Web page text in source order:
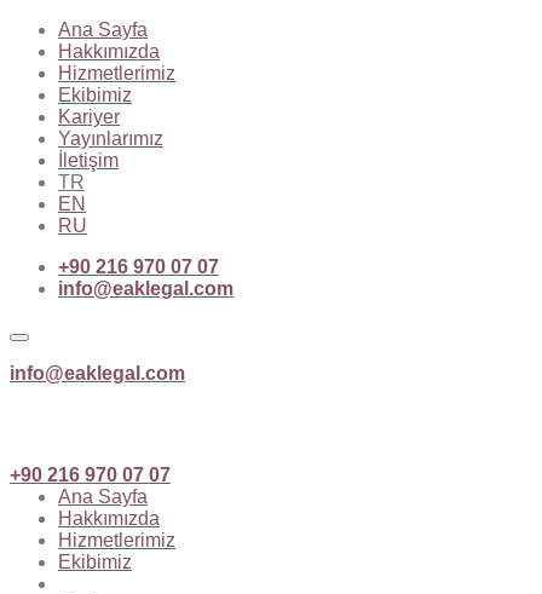
Ana Sayfa
Hakkımızda
Hizmetlerimiz
Ekibimiz
Kariyer
Yayınlarımız
İletişim
TR
EN
RU
+90 216 970 07 07
info@eaklegal.com
info@eaklegal.com
+90 216 970 07 07
Ana Sayfa
Hakkımızda
Hizmetlerimiz
Ekibimiz